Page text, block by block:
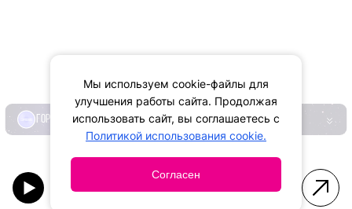
ГОРОСКОП
Мы используем cookie-файлы для
улучшения работы сайта. Продолжая
использовать сайт, вы соглашаетесь с
Политикой использования cookie.
Согласен